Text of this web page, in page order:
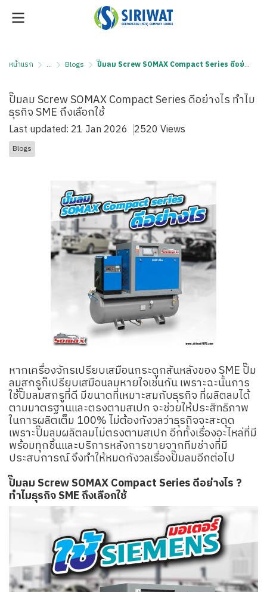
หน้าแรก ... Blogs ปั๊มลม Screw SOMAX Compact Series ดีอย่างไร ทำไมธุรกิจ SME ถึงเลือกใช้
ปั๊มลม Screw SOMAX Compact Series ดีอย่างไร ทำไม
ธุรกิจ SME ถึงเลือกใช้
Last updated: 21 Jan 2026 2520 Views
Blogs
หากเครื่องจักรเปรียบเสมือนกระดูกสันหลังของ SME ปั๊ม
ลมสกรูก็เปรียบเสมือนลมหายใจเช่นกัน เพราะฉะนั้นการ
ใช้ปั๊มลมสกรูที่ดี มีขนาดที่เหมาะสมกับธุรกิจ ที่ผลิตลมได้
ตามมาตรฐานและตรงตามสเปก จะช่วยให้ประสิทธิภาพ
ในการผลิตเต็ม 100% ไม่ต้องกังวลว่าธุรกิจจะสะดุด
เพราะปั๊มลมผลิตลมไม่ตรงตามสเปก อีกทั้งเรื่องอะไหล่ที่มี
พร้อมทุกชิ้นและบริการหลังการขายจากทีมช่างที่มี
ประสบการณ์ จึงทำให้หมดกังวลเรื่องปั๊มลมอีกต่อไป
ปั๊มลม Screw SOMAX Compact Series ดีอย่างไร ?
ทำไมธุรกิจ SME ถึงเลือกใช้